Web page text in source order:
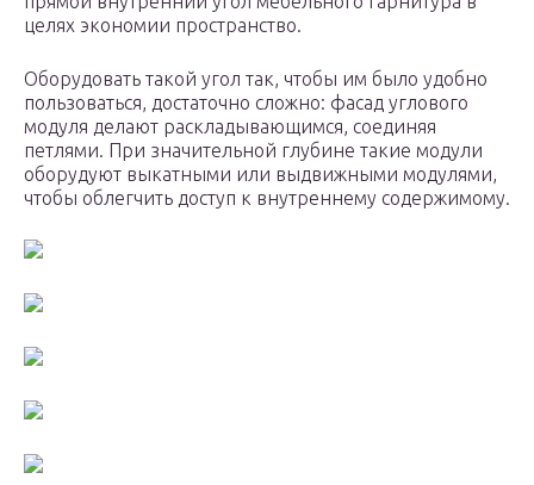
целях экономии пространство.
Оборудовать такой угол так, чтобы им было удобно
пользоваться, достаточно сложно: фасад углового
модуля делают раскладывающимся, соединяя
петлями. При значительной глубине такие модули
оборудуют выкатными или выдвижными модулями,
чтобы облегчить доступ к внутреннему содержимому.